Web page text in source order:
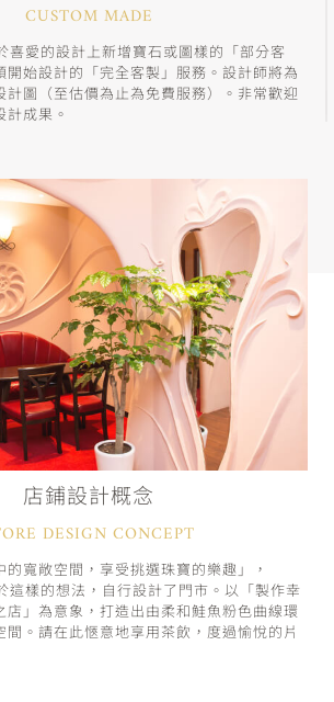
CUSTOM MADE
喜愛的設計上新增寶石或圖樣的「部分客
開始設計的「完全客製」服務。設計師將為
計圖（至估價為止為免費服務）。非常歡迎
成果。
店鋪設計概念
DESIGN CONCEPT
的寬敞空間，享受挑選珠寶的樂趣」，
這樣的想法，自行設計了門市。以「製作幸
」為意象，打造出由柔和鮭魚粉色曲線環
。請在此愜意地享用茶飲，度過愉悅的片